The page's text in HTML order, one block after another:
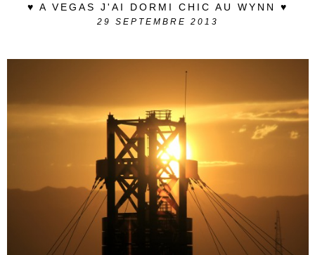
♥ A VEGAS J'AI DORMI CHIC AU WYNN ♥
29 SEPTEMBRE 2013